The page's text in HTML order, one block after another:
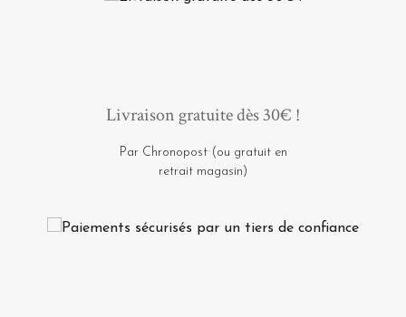
Livraison gratuite dès 30€ !
Par Chronopost (ou gratuit en
retrait magasin)